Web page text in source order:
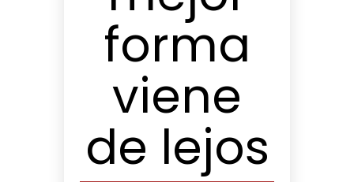
forma
viene
de lejos